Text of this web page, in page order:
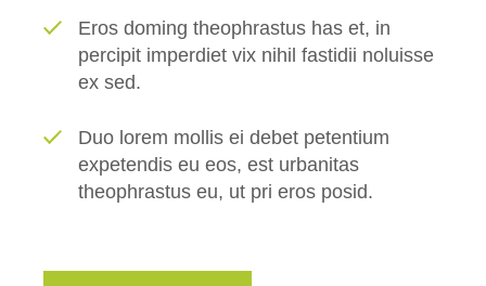
Eros doming theophrastus has et, in
percipit imperdiet vix nihil fastidii noluisse
ex sed.
Duo lorem mollis ei debet petentium
expetendis eu eos, est urbanitas
theophrastus eu, ut pri eros posid.